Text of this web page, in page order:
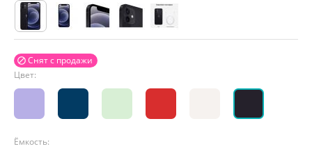
Снят с продажи

Цвет:
Ёмкость: